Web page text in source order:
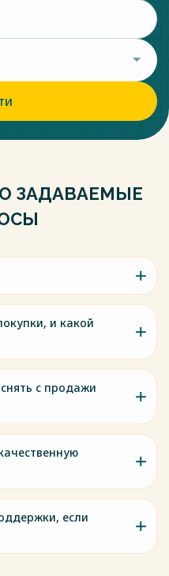
проекта от
В.М. - руководитель
деятельности ППк
связям и методическому
покупки
ЗАДАВАЕМЫЕ
и какой
с продажи
если